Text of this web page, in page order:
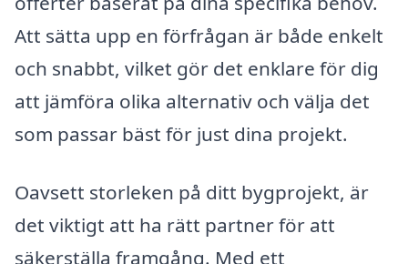
Att sätta upp en förfrågan är både enkelt
och snabbt, vilket gör det enklare för dig
att jämföra olika alternativ och välja det
som passar bäst för just dina projekt.
Oavsett storleken på ditt bygprojekt, är
det viktigt att ha rätt partner för att
säkerställa framgång. Med ett